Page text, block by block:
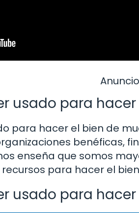
usado para
para hacer el bien de
benéficas,
enseña que somos
para hacer el
usado para